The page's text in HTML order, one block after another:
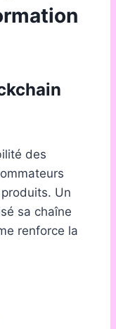
des
Un
sa chaîne
renforce la